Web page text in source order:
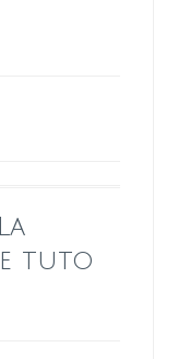
La
tuto